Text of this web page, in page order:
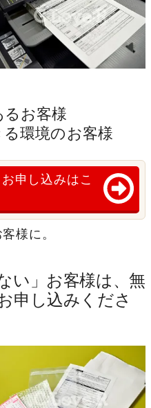
お客様
環境のお客様
申し込みはこ
様に。
い」お客様は、無
申し込みくださ